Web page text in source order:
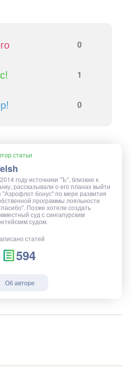
0
1
0
статьи
году источники "Ъ", близкие к
рассказывали о его планах выйти
"Аэрофлот бонус" по мере развития
программы лояльности
Позже хотели создать
суд с сингапурским
судом.
статей
594
Об авторе